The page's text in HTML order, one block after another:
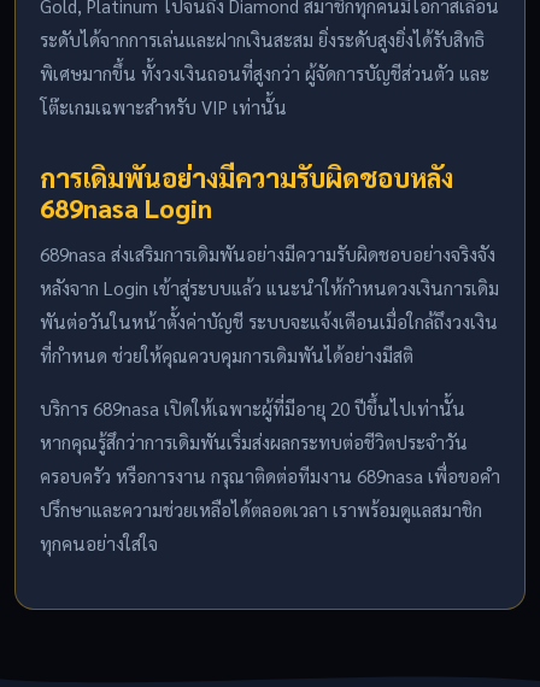
Gold, Platinum ไปจนถึง Diamond สมาชิกทุกคนมีโอกาสเลื่อน
ระดับได้จากการเล่นและฝากเงินสะสม ยิ่งระดับสูงยิ่งได้รับสิทธิ
พิเศษมากขึ้น ทั้งวงเงินถอนที่สูงกว่า ผู้จัดการบัญชีส่วนตัว และ
โต๊ะเกมเฉพาะสำหรับ VIP เท่านั้น
การเดิมพันอย่างมีความรับผิดชอบหลัง
689nasa Login
689nasa ส่งเสริมการเดิมพันอย่างมีความรับผิดชอบอย่างจริงจัง
หลังจาก Login เข้าสู่ระบบแล้ว แนะนำให้กำหนดวงเงินการเดิม
พันต่อวันในหน้าตั้งค่าบัญชี ระบบจะแจ้งเตือนเมื่อใกล้ถึงวงเงิน
ที่กำหนด ช่วยให้คุณควบคุมการเดิมพันได้อย่างมีสติ
บริการ 689nasa เปิดให้เฉพาะผู้ที่มีอายุ 20 ปีขึ้นไปเท่านั้น
หากคุณรู้สึกว่าการเดิมพันเริ่มส่งผลกระทบต่อชีวิตประจำวัน
ครอบครัว หรือการงาน กรุณาติดต่อทีมงาน 689nasa เพื่อขอคำ
ปรึกษาและความช่วยเหลือได้ตลอดเวลา เราพร้อมดูแลสมาชิก
ทุกคนอย่างใส่ใจ